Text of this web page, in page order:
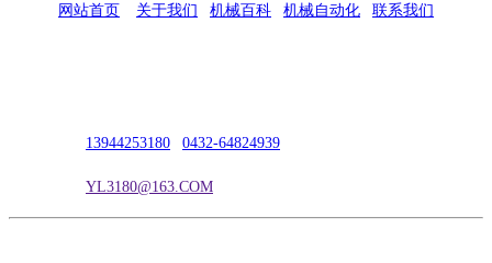
网站首页 关于我们 机械百科 机械自动化 联系我们
13944253180 0432-64824939
YL3180@163.COM